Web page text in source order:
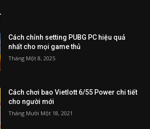
Cách chỉnh setting PUBG PC hiệu quả
nhất cho mọi game thủ
Tháng Một 8, 2025
Cách chơi bao Vietlott 6/55 Power chi tiết
cho người mới
Tháng Mười Một 18, 2021